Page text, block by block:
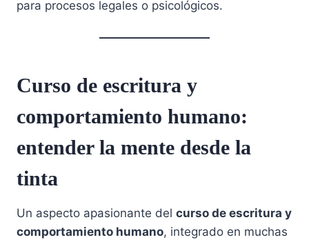
para procesos legales o psicológicos.
Curso de escritura y
comportamiento humano:
entender la mente desde la
tinta
Un aspecto apasionante del curso de escritura y
comportamiento humano, integrado en muchas